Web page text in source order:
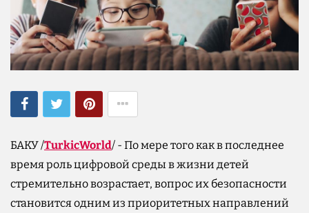
БАКУ /TurkicWorld/ - По мере того как в последнее
время роль цифровой среды в жизни детей
стремительно возрастает, вопрос их безопасности
становится одним из приоритетных направлений